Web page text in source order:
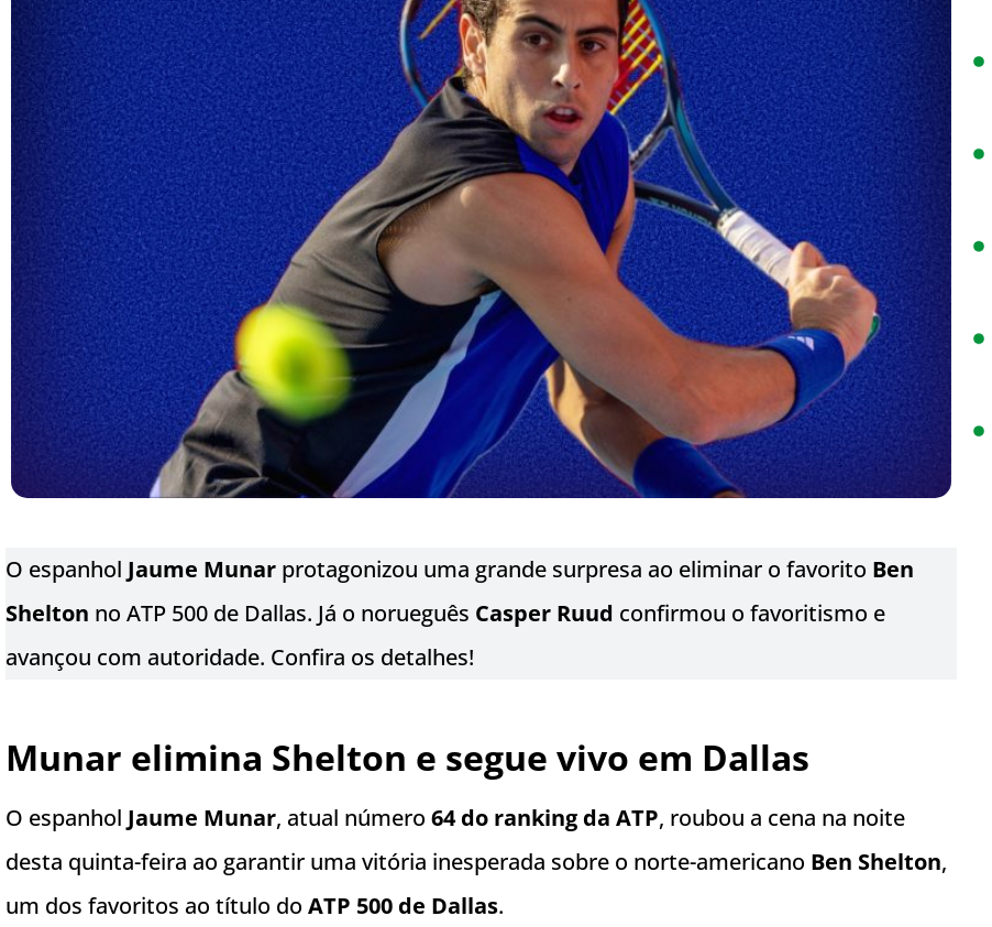
O espanhol Jaume Munar protagonizou uma grande surpresa ao eliminar o favorito Ben
Shelton no ATP 500 de Dallas. Já o norueguês Casper Ruud confirmou o favoritismo e
avançou com autoridade. Confira os detalhes!
Munar elimina Shelton e segue vivo em Dallas
O espanhol Jaume Munar, atual número 64 do ranking da ATP, roubou a cena na noite
desta quinta-feira ao garantir uma vitória inesperada sobre o norte-americano Ben Shelton,
um dos favoritos ao título do ATP 500 de Dallas.